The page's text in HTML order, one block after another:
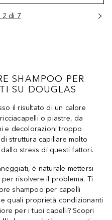
2 di 7
SHAMPOO PER
SU DOUGLAS
il risultato di un calore
o piastre, da
e decolorazioni troppo
struttura capillare molto
stress di questi fattori.
è naturale mettersi
risolvere il problema. Ti
shampoo per capelli
quali proprietà condizionanti
per i tuoi capelli? Scopri